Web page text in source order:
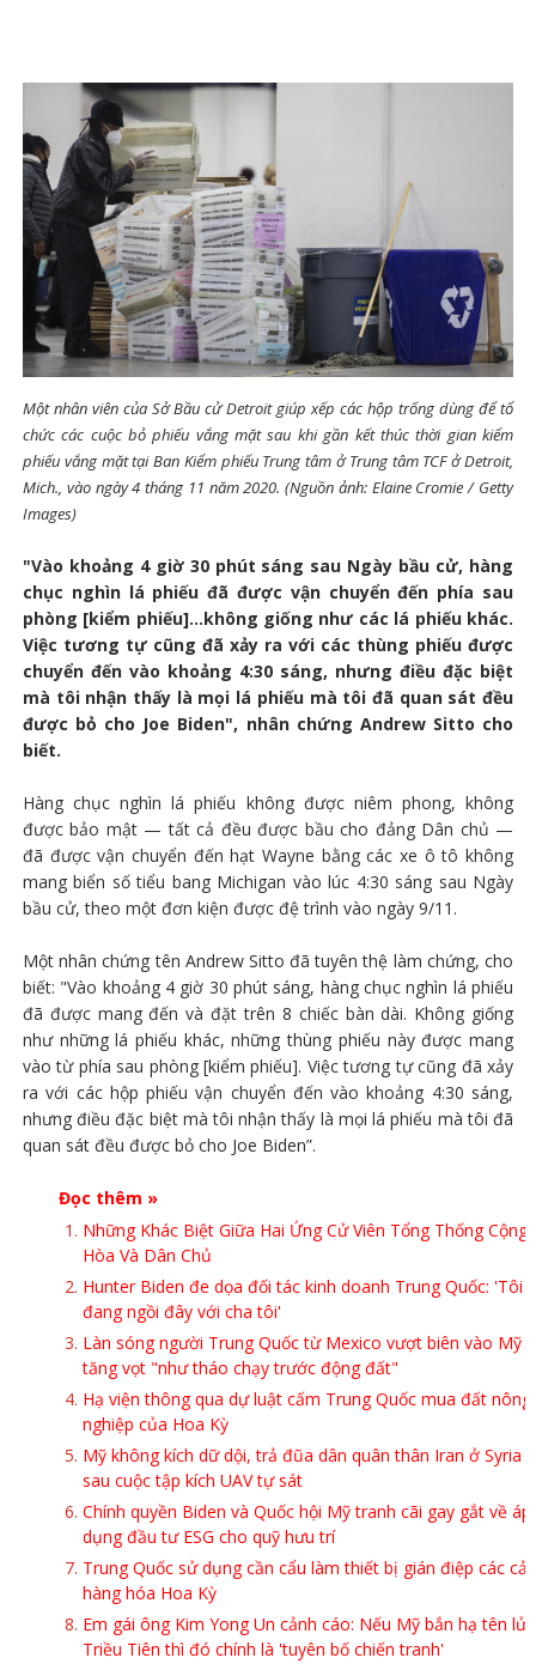
Một nhân viên của Sở Bầu cử Detroit giúp xếp các hộp trống dùng để tổ
chức các cuộc bỏ phiếu vắng mặt sau khi gần kết thúc thời gian kiểm
phiếu vắng mặt tại Ban Kiểm phiếu Trung tâm ở Trung tâm TCF ở Detroit,
Mich., vào ngày 4 tháng 11 năm 2020. (Nguồn ảnh: Elaine Cromie / Getty
Images)
"Vào khoảng 4 giờ 30 phút sáng sau Ngày bầu cử, hàng
chục nghìn lá phiếu đã được vận chuyển đến phía sau
phòng [kiểm phiếu]...không giống như các lá phiếu khác.
Việc tương tự cũng đã xảy ra với các thùng phiếu được
chuyển đến vào khoảng 4:30 sáng, nhưng điều đặc biệt
mà tôi nhận thấy là mọi lá phiếu mà tôi đã quan sát đều
được bỏ cho Joe Biden", nhân chứng Andrew Sitto cho
biết.
Hàng chục nghìn lá phiếu không được niêm phong, không
được bảo mật — tất cả đều được bầu cho đảng Dân chủ —
đã được vận chuyển đến hạt Wayne bằng các xe ô tô không
mang biển số tiểu bang Michigan vào lúc 4:30 sáng sau Ngày
bầu cử, theo một đơn kiện được đệ trình vào ngày 9/11.
Một nhân chứng tên Andrew Sitto đã tuyên thệ làm chứng, cho
biết: "Vào khoảng 4 giờ 30 phút sáng, hàng chục nghìn lá phiếu
đã được mang đến và đặt trên 8 chiếc bàn dài. Không giống
như những lá phiếu khác, những thùng phiếu này được mang
vào từ phía sau phòng [kiểm phiếu]. Việc tương tự cũng đã xảy
ra với các hộp phiếu vận chuyển đến vào khoảng 4:30 sáng,
nhưng điều đặc biệt mà tôi nhận thấy là mọi lá phiếu mà tôi đã
quan sát đều được bỏ cho Joe Biden”.
Đọc thêm »
Những Khác Biệt Giữa Hai Ứng Cử Viên Tổng Thống Cộng
Hòa Và Dân Chủ
Hunter Biden đe dọa đối tác kinh doanh Trung Quốc: 'Tôi
đang ngồi đây với cha tôi'
Làn sóng người Trung Quốc từ Mexico vượt biên vào Mỹ
tăng vọt "như tháo chạy trước động đất"
Hạ viện thông qua dự luật cấm Trung Quốc mua đất nông
nghiệp của Hoa Kỳ
Mỹ không kích dữ dội, trả đũa dân quân thân Iran ở Syria
sau cuộc tập kích UAV tự sát
Chính quyền Biden và Quốc hội Mỹ tranh cãi gay gắt về áp
dụng đầu tư ESG cho quỹ hưu trí
Trung Quốc sử dụng cần cẩu làm thiết bị gián điệp các
hàng hóa Hoa Kỳ
Em gái ông Kim Yong Un cảnh cáo: Nếu Mỹ bắn hạ tên lửa
Triều Tiên thì đó chính là 'tuyên bố chiến tranh'